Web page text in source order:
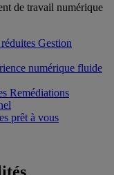
de travail numérique
Gestion
numérique fluide
Remédiations
prêt à vous